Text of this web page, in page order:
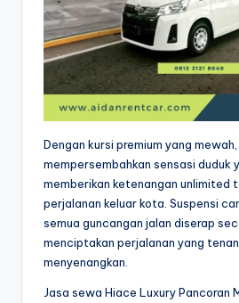
Dengan kursi premium yang
mempersembahkan sensasi duduk
memberikan ketenangan unlimited
perjalanan keluar kota. Suspensi
semua guncangan jalan diserap
menciptakan perjalanan yang
menyenangkan.
Jasa sewa Hiace Luxury Pancoran